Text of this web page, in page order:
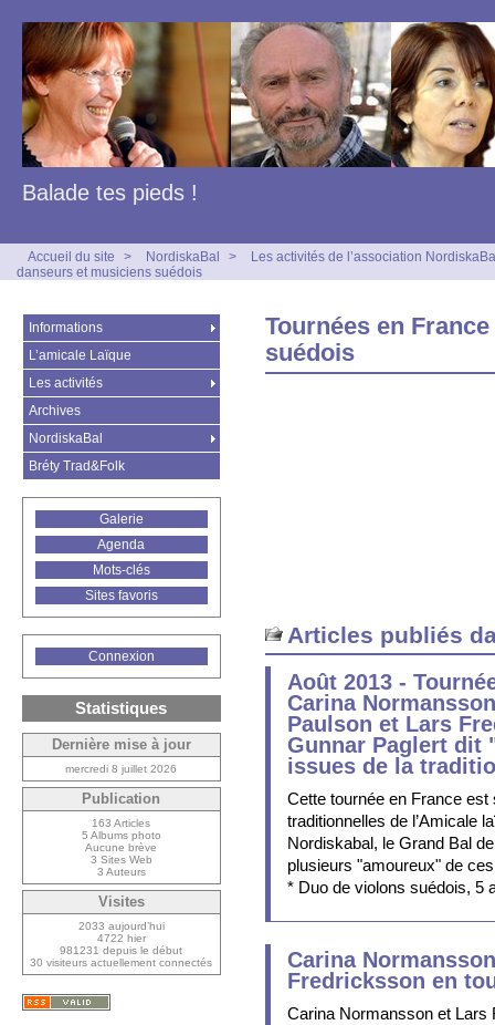
Balade tes pieds !
Accueil du site > NordiskaBal >
Les activités de l’association
danseurs et musiciens suédois
Tournées en
suédois
Articles publiés
Août 2013 -
Carina
Paulson et Lars
Gunnar Paglert dit
issues de la
Cette tournée en France est
traditionnelles de l’Amicale
Nordiskabal, le Grand Bal
plusieurs "amoureux" de
* Duo de violons suédois, 5
Carina
Fredricksson en
Carina Normansson et Lars
Informations
L’amicale Laïque
Les activités
Archives
NordiskaBal
Bréty Trad&Folk
Galerie
Agenda
Mots-clés
Sites favoris
Connexion
Statistiques
Dernière mise à jour
mercredi 8 juillet 2026
Publication
163 Articles
5 Albums photo
Aucune brève
3 Sites Web
3 Auteurs
Visites
2033 aujourd’hui
4722 hier
981231 depuis le début
30 visiteurs actuellement connectés